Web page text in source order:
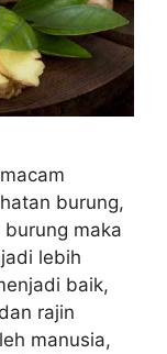
burung,
maka
lebih
baik,
rajin
manusia,